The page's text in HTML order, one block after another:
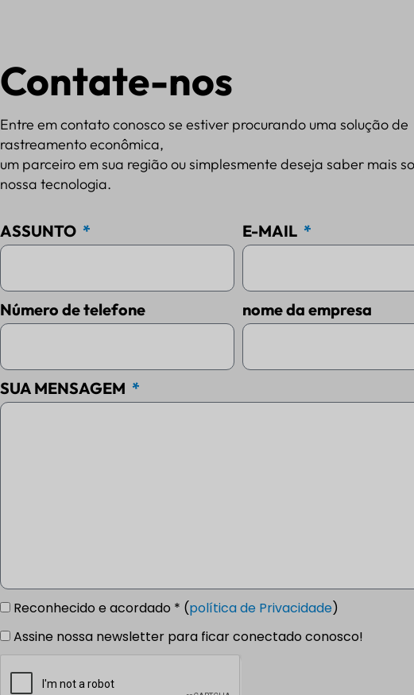
Contate-nos
Entre em contato conosco se estiver procurando uma solução de
rastreamento econômica,
um parceiro em sua região ou simplesmente deseja saber mais
nossa tecnologia.
ASSUNTO E-MAIL
Número de telefone nome da empresa
SUA MENSAGEM
Reconhecido e acordado * (política de Privacidade)
Assine nossa newsletter para ficar conectado conosco!